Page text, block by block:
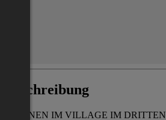
Beschreibung
WOHNEN IM VILLAGE IM DRITTEN